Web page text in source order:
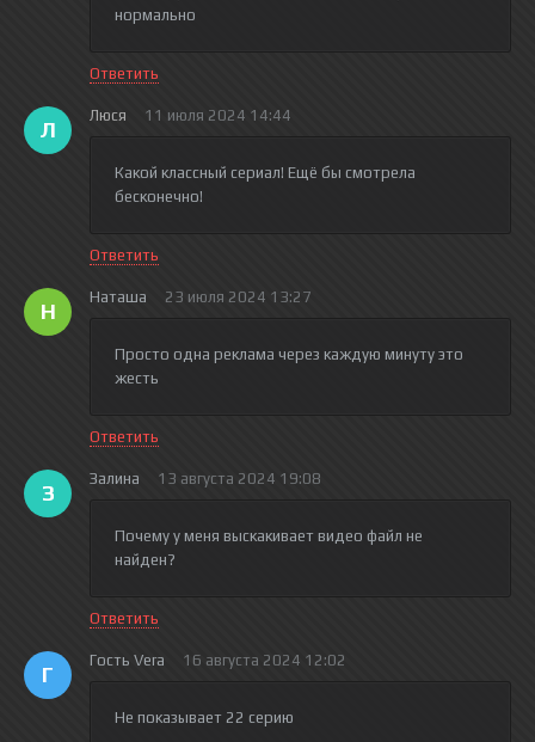
нормально
Ответить
Л
Люся 11 июля 2024 14:44
Какой классный сериал! Ещё бы смотрела
бесконечно!
Ответить
Н
Наташа 23 июля 2024 13:27
Просто одна реклама через каждую минуту это
жесть
Ответить
З
Залина 13 августа 2024 19:08
Почему у меня выскакивает видео файл не
найден?
Ответить
Г
Гость Vera 16 августа 2024 12:02
Не показывает 22 серию